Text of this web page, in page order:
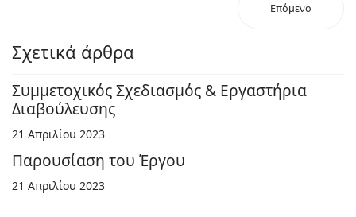
Επόμενο
Σχετικά άρθρα
Συμμετοχικός Σχεδιασμός & Εργαστήρια
Διαβούλευσης
21 Απριλίου 2023
Παρουσίαση του Έργου
21 Απριλίου 2023